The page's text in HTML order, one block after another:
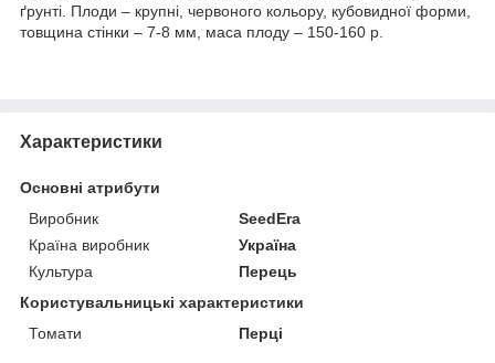
ґрунті. Плоди – крупні, червоного кольору, кубовидної форми,
товщина стінки – 7-8 мм, маса плоду – 150-160 р.
Характеристики
Основні атрибути
Виробник
SeedEra
Країна виробник
Україна
Культура
Перець
Користувальницькі характеристики
Томати
Перці